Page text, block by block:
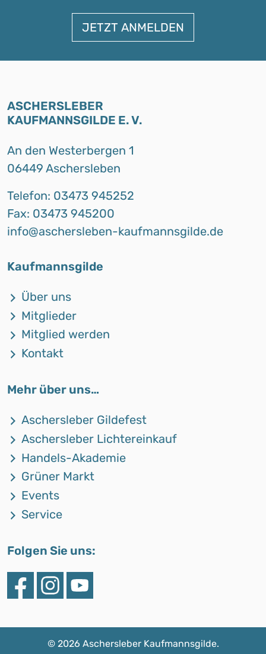
ASCHERSLEBER
KAUFMANNSGILDE E. V.
An den Westerbergen 1
06449 Aschersleben
Telefon: 03473 945252
Fax: 03473 945200
info@aschersleben-kaufmannsgilde.de
Kaufmannsgilde
Über uns
Mitglieder
Mitglied werden
Kontakt
Mehr über uns…
Aschersleber Gildefest
Aschersleber Lichtereinkauf
Handels-Akademie
Grüner Markt
Events
Service
Folgen Sie uns:
© 2026 Aschersleber Kaufmannsgilde.